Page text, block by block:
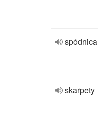
spódnica
skarpety